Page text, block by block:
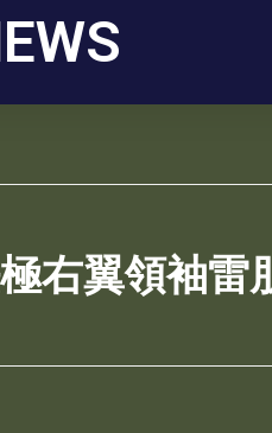
右翼領袖雷